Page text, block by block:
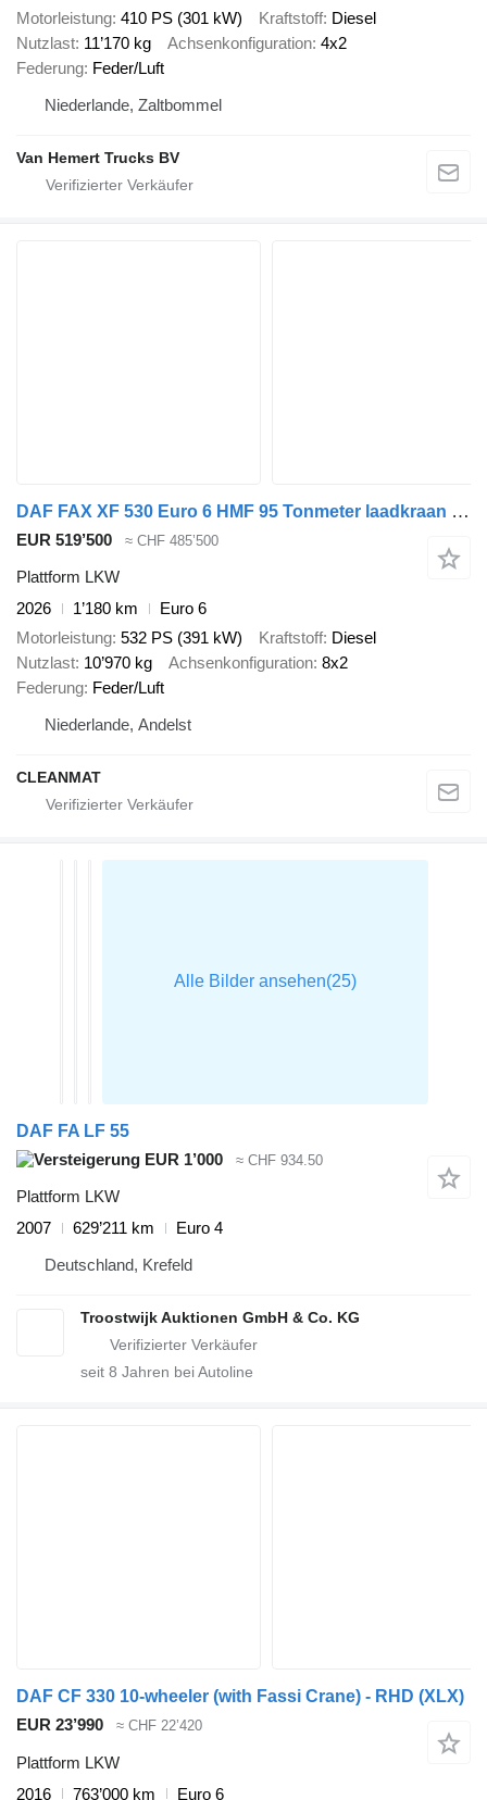
Motorleistung 410 PS (301 kW) Kraftstoff Diesel
Nutzlast 11’170 kg Achsenkonfiguration 4x2
Federung Feder/Luft
Niederlande, Zaltbommel
Van Hemert Trucks BV
DAF FAX XF 530 Euro 6 HMF 95 Tonmeter laadkraan + Fly-Jib NEW & UNUS
EUR 519’500 ≈ CHF 485’500
Plattform LKW
2026
1’180 km
Euro 6
Motorleistung 532 PS (391 kW) Kraftstoff Diesel
Nutzlast 10’970 kg Achsenkonfiguration 8x2
Federung Feder/Luft
Niederlande, Andelst
CLEANMAT
DAF FA LF 55
EUR 1’000
≈ CHF 934.50
Plattform LKW
2007
629’211 km
Euro 4
Deutschland, Krefeld
Troostwijk Auktionen GmbH & Co. KG
seit 8 Jahren bei Autoline
DAF CF 330 10-wheeler (with Fassi Crane) - RHD (XLX)
EUR 23’990
≈ CHF 22’420
Plattform LKW
2016
763’000 km Euro 6